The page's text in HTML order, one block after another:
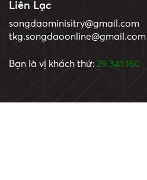
Liên Lạc
songdaominisitry@gmail.com
tkg.songdaoonline@gmail.com
Bạn là vị khách thứ: 29.341.160